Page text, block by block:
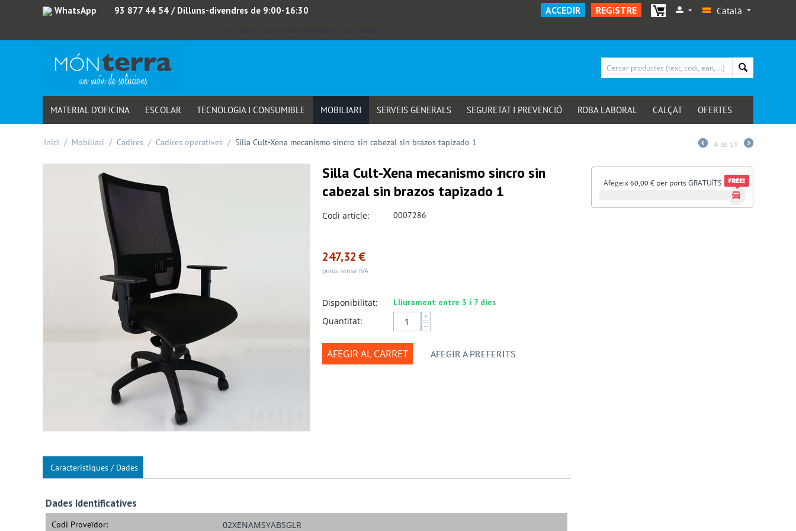
WhatsApp 93 877 44 54 / Dilluns-divendres de 9:00-16:30 Català
ACCEDIR REGISTRE
MATERIAL D'OFICINA ESCOLAR TECNOLOGIA I CONSUMIBLE MOBILIARI SERVEIS GENERALS SEGURETAT I PREVENCIÓ ROBA LABORAL CALÇAT OFERTES
Inici / Mobiliari / Cadires / Cadires operatives / Silla Cult-Xena mecanismo sincro sin cabezal sin brazos tapizado 1 4 de 19
Silla Cult-Xena mecanismo sincro sin
cabezal sin brazos tapizado 1
Codi article: 0007286
247,32€
preus sense IVA
Disponibilitat: Lliurament entre 3 i 7 dies
Quantitat:
+
−
AFEGIR AL CARRET AFEGIR A PREFERITS
Característiques / Dades
Dades Identificatives
Codi Proveïdor: 02XENAMSYABSGLR
Afegeix 60,00 €per ports GRATUÏTS